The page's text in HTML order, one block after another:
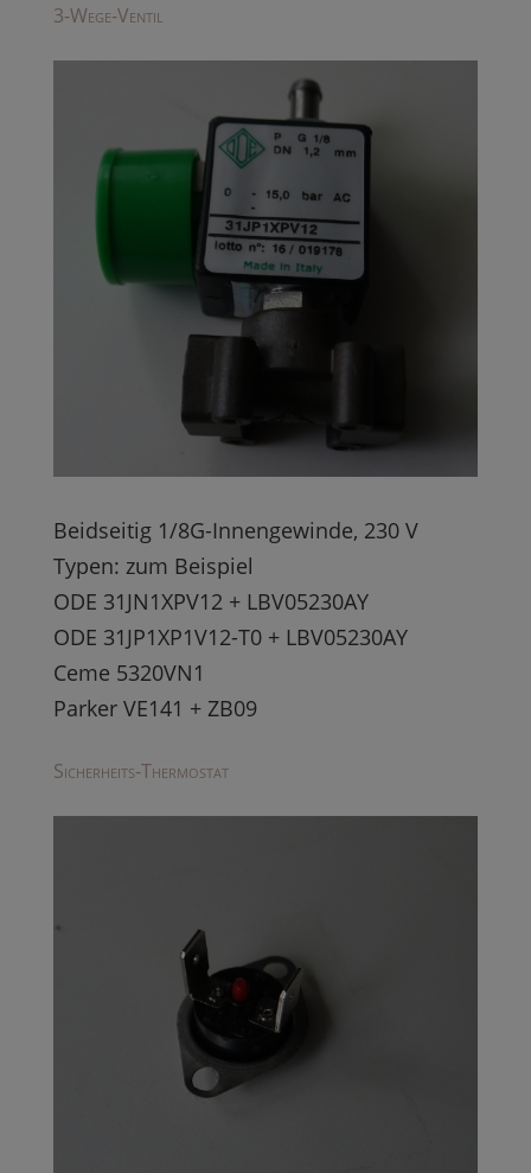
3-Wege-Ventil
Beidseitig 1/8G-Innengewinde, 230 V
Typen: zum Beispiel
ODE 31JN1XPV12 + LBV05230AY
ODE 31JP1XP1V12-T0 + LBV05230AY
Ceme 5320VN1
Parker VE141 + ZB09
Sicherheits-Thermostat